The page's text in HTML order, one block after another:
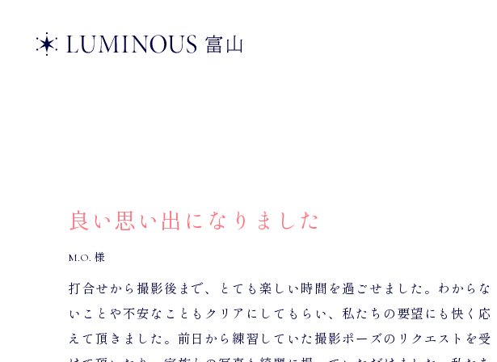
良い思い出になりました
M.O. 様
打合せから撮影後まで、とても楽しい時間を過ごせました。わからな
いことや不安なこともクリアにしてもらい、私たちの要望にも快く応
えて頂きました。前日から練習していた撮影ポーズのリクエストを受